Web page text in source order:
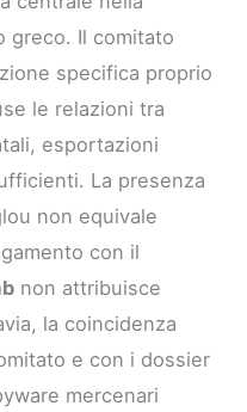
greco. Il comitato
specifica proprio
le relazioni tra
esportazioni
La presenza
non equivale
con il
non attribuisce
la coincidenza
e con i dossier
mercenari